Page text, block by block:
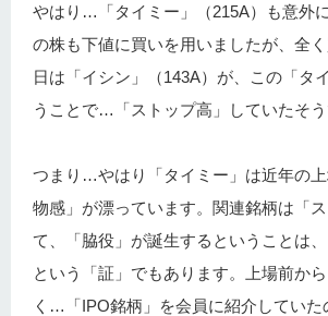
やはり…「タイミー」（215A）も意外
の株も下値に買いを用いましたが、全
日は「イシン」（143A）が、この「タ
うことで…「ストップ高」していたそう
つまり…やはり「タイミー」は近年の
物感」が漂っています。関連銘柄は「
て、「脇役」が誕生するということは
という「証」でもあります。上場前か
く…「IPO銘柄」を会員に紹介していた